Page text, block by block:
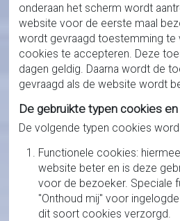
onderaan het scherm wordt
website voor de eerste maal
wordt gevraagd toestemming te
cookies te accepteren. Deze
dagen geldig. Daarna wordt de
gevraagd als de website wordt
De gebruikte typen cookies
De volgende typen cookies
Functionele cookies:
website beter en is deze
voor de bezoeker. Speciale
"Onthoud mij" voor
dit soort cookies verzorgd.